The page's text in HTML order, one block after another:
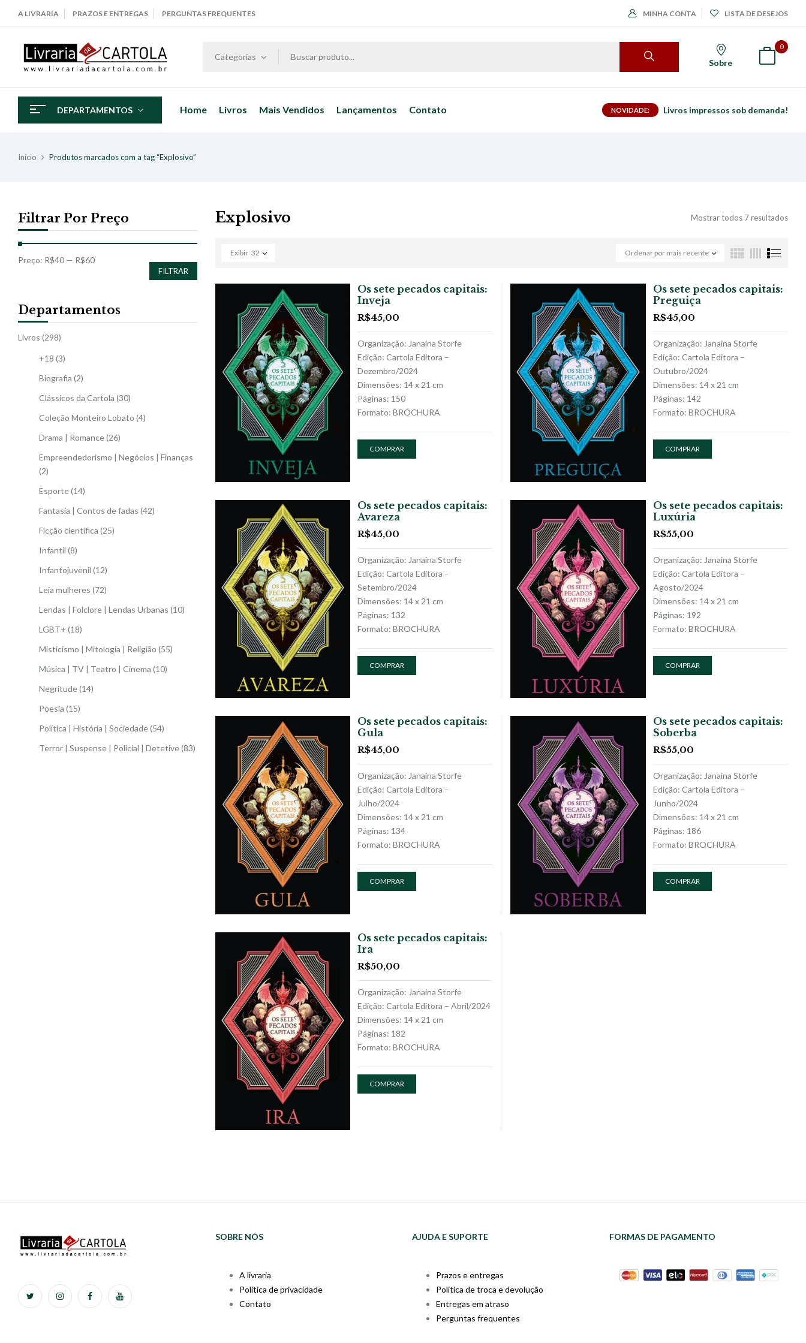
A LIVRARIA PRAZOS E ENTREGAS PERGUNTAS FREQUENTES MINHA CONTA LISTA DE DESEJOS
Categorias
Sobre
0
DEPARTAMENTOS Home Livros Mais Vendidos Lançamentos Contato NOVIDADE: Livros impressos sob demanda!
Início Produtos marcados com a tag “Explosivo”
Filtrar Por Preço
FILTRAR
Preço: R$40 — R$60
Departamentos
Livros (298)
+18 (3)
Biografia (2)
Clássicos da Cartola (30)
Coleção Monteiro Lobato (4)
Drama | Romance(26)
Empreendedorismo | Negócios | Finanças
(2)
Esporte(14)
Fantasia | Contos de fadas (42)
Ficção científica (25)
Infantil (8)
Infantojuvenil (12)
Leia mulheres (72)
Lendas | Folclore | Lendas Urbanas (10)
LGBT+ (18)
Misticismo | Mitologia | Religião (55)
Música | TV | Teatro | Cinema (10)
Negritude(14)
Poesia (15)
Política | História | Sociedade(54)
Terror | Suspense | Policial | Detetive(83)
Explosivo Mostrar todos 7 resultados
Ordenar por mais recente
Exibir 32
Os sete pecados capitais:
Inveja
R$45,00
Organização: Janaina Storfe
Edição: Cartola Editora –
Dezembro/2024
Dimensões: 14 x 21 cm
Páginas: 150
Formato: BROCHURA
COMPRAR
Os sete pecados capitais:
Preguiça
R$45,00
Organização: Janaina Storfe
Edição: Cartola Editora –
Outubro/2024
Dimensões: 14 x 21 cm
Páginas: 142
Formato: BROCHURA
COMPRAR
Os sete pecados capitais:
Avareza
R$45,00
Organização: Janaina Storfe
Edição: Cartola Editora –
Setembro/2024
Dimensões: 14 x 21 cm
Páginas: 132
Formato: BROCHURA
COMPRAR
Os sete pecados capitais:
Luxúria
R$55,00
Organização: Janaina Storfe
Edição: Cartola Editora –
Agosto/2024
Dimensões: 14 x 21 cm
Páginas: 192
Formato: BROCHURA
COMPRAR
Os sete pecados capitais:
Gula
R$45,00
Organização: Janaina Storfe
Edição: Cartola Editora –
Julho/2024
Dimensões: 14 x 21 cm
Páginas: 134
Formato: BROCHURA
COMPRAR
Os sete pecados capitais:
Soberba
R$55,00
Organização: Janaina Storfe
Edição: Cartola Editora –
Junho/2024
Dimensões: 14 x 21 cm
Páginas: 186
Formato: BROCHURA
COMPRAR
Os sete pecados capitais:
Ira
R$50,00
Organização: Janaina Storfe
Edição: Cartola Editora – Abril/2024
Dimensões: 14 x 21 cm
Páginas: 182
Formato: BROCHURA
COMPRAR
SOBRE NÓS
A livraria
Política de privacidade
Contato
AJUDA E SUPORTE
Prazos e entregas
Política de troca e devolução
Entregas em atraso
Perguntas frequentes
FORMAS DE PAGAMENTO